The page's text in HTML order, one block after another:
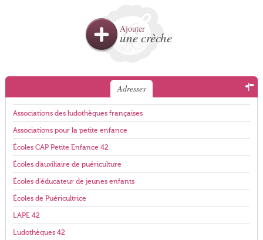
Ajouter
une crèche
Adresses
Associations des ludothèques françaises
Associations pour la petite enfance
Écoles CAP Petite Enfance 42
Écoles d'auxiliaire de puériculture
Écoles d'éducateur de jeunes enfants
Écoles de Puéricultrice
LAPE 42
Ludothèques 42